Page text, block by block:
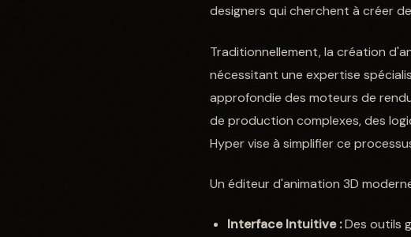
designers qui cherchent à créer
Traditionnellement, la création
nécessitant une expertise
approfondie des moteurs de
de production complexes, des
Hyper vise à simplifier ce
Un éditeur d'animation 3D
Interface Intuitive :Des outils